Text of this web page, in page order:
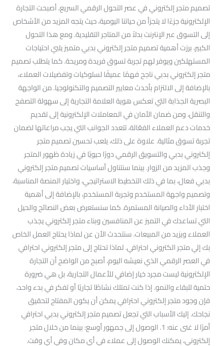
تصميم متجر إلكتروني في عصر التحول الرقمي السريع، أصبحت التجارة
الإلكترونية جزءًا لا يتجزأ من حياتنا اليومية، حيث يتجه المزيد من الأشخاص
إلى التسوق عبر الإنترنت بدلاً من المتاجر التقليدية. ومع هذا التحول
الكبير، برزت أهمية تصميم متجر إلكتروني بدبي متميز يلبي احتياجات
المستهلكين ويوفر لهم تجربة تسوق فريدة ومريحة. كما يتطلب تصميم
متجر إلكتروني بدبي ناجح فهمًا عميقًا لسلوكيات وتفضيلات العملاء،
بالإضافة إلى الالتزام بأحدث معايير التصميم والتكنولوجيا. من الواجهة
البصرية الجذابة التي تعكس هوية العلامة التجارية إلى سهولة التصفح
والتنقل، ومن ضمان الأمان في المعاملات الإلكترونية إلى تقديم
خدمات دعم العملاء الفعّالة، تتعدد الجوانب التي يجب مراعاتها لضمان
تجربة تسوق مثالية. علاوة على ذلك، يلعب تحسين تصميم متجر
إلكتروني بدبي والتسويق الرقمي دورًا حيويًا في زيادة ظهور المتجر
وجذب المزيد من الزوار. بينما سنتناول أساسيات تصميم متجر إلكتروني
بدبي فعال، بما في ذلك التخطيط الاستراتيجي، واختيار المنصة المناسبة،
وتصميم واجهة المستخدم وتجربة المستخدم، بالإضافة إلى أهمية
اختبار الأداء والصيانة المستمرة. كما سنستعرض بعض النصائح والحيل
التي تساعدك في التميز عن المنافسين وبناء متجر إلكتروني يجذب
العملاء ويزيد من المبيعات. سنتحدث الأن عن لماذا يحتاج العمل الخاص
بك إلي متجر الكتروني احترافي. لماذا تحتاج إلى متجر إلكتروني احترافي
في العصر الرقمي الذي نعيشه اليوم، أصبح من الواضح أن التجارة
الإلكترونية ليست مجرد خيار إضافي للأعمال التجارية، بل هي ضرورة
حتمية للبقاء والنمو. إذا كنت تمتلك نشاطًا تجاريًا أو تفكر في بدء واحد،
فإن وجود متجر إلكتروني احترافي يمكن أن يكون المفتاح لتحقيق
نجاحك. إليك الأسباب التي تجعل تصميم متجر إلكتروني بدبي احترافي
أمرًا لا غنى عنه: 1. الوصول إلى جمهور أوسع: بينما من خلال متجر
إلكتروني، يمكنك الوصول إلى عملاء في أي مكان وفي أي وقت.